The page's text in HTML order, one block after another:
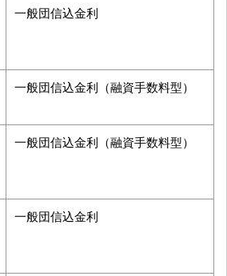
一般団信込金利
一般団信込金利（融資手数料型）
一般団信込金利（融資手数料型）
一般団信込金利